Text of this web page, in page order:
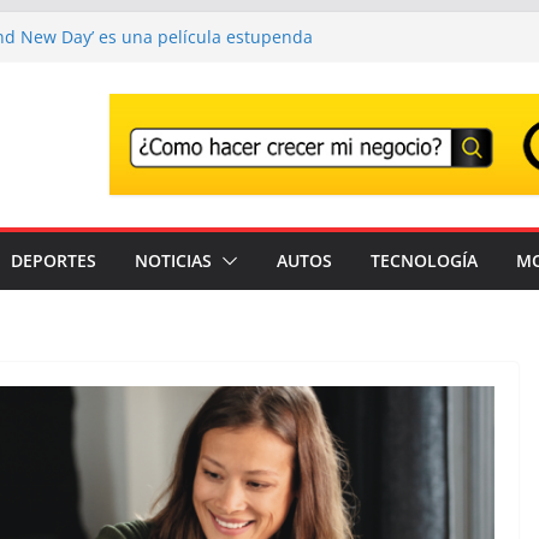
New Day’ es una película estupenda
de las películas más taquilleras de
a Franco Baresi, en un funeral
el Festival que transforma los
experiencia musical irrepetible: Corona
DEPORTES NOTICIAS AUTOS TECNOLOGÍA